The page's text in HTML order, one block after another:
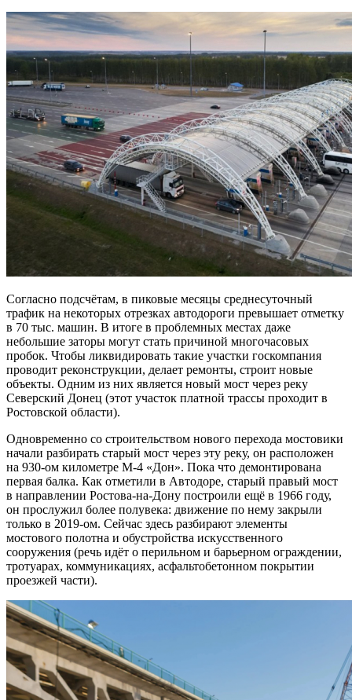
Согласно подсчётам, в пиковые месяцы среднесуточный
трафик на некоторых отрезках автодороги превышает отметку
в 70 тыс. машин. В итоге в проблемных местах даже
небольшие заторы могут стать причиной многочасовых
пробок. Чтобы ликвидировать такие участки госкомпания
проводит реконструкции, делает ремонты, строит новые
объекты. Одним из них является новый мост через реку
Северский Донец (этот участок платной трассы проходит в
Ростовской области).
Одновременно со строительством нового перехода мостовики
начали разбирать старый мост через эту реку, он расположен
на 930-ом километре М-4 «Дон». Пока что демонтирована
первая балка. Как отметили в Автодоре, старый правый мост
в направлении Ростова-на-Дону построили ещё в 1966 году,
он прослужил более полувека: движение по нему закрыли
только в 2019-ом. Сейчас здесь разбирают элементы
мостового полотна и обустройства искусственного
сооружения (речь идёт о перильном и барьерном ограждении,
тротуарах, коммуникациях, асфальтобетонном покрытии
проезжей части).